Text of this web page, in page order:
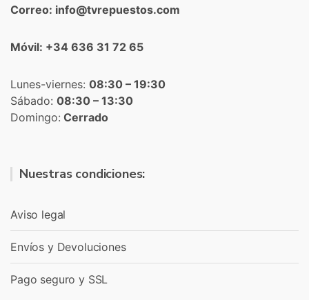
Correo: info@tvrepuestos.com
Móvil: +34 636 31 72 65
Lunes-viernes: 08:30 – 19:30
Sábado: 08:30 – 13:30
Domingo: Cerrado
Nuestras condiciones:
Aviso legal
Envíos y Devoluciones
Pago seguro y SSL